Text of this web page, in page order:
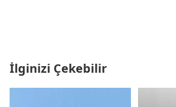
İlginizi Çekebilir